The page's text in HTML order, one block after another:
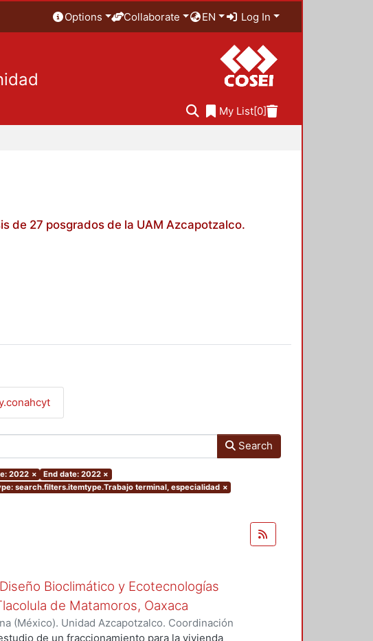
Options Collaborate EN Log In
My List[0]
de 27 posgrados de la UAM Azcapotzalco.
Search
2022 × End date: 2022 ×
search.filters.itemtype.Trabajo terminal, especialidad ×
Bioclimático y Ecotecnologías
de Matamoros, Oaxaca
(México). Unidad Azcapotzalco. Coordinación
)Ortega Moreno, Laura Michelle
de un fraccionamiento para la vivienda